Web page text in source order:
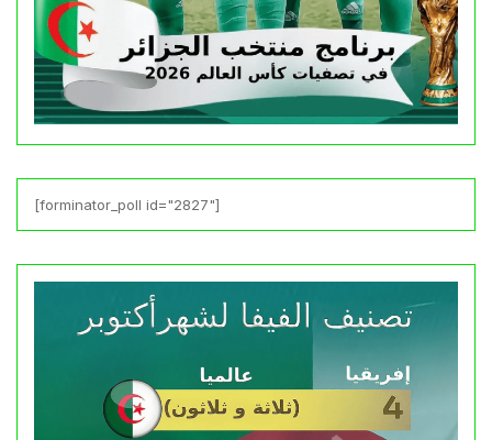
[forminator_poll id="2827"]